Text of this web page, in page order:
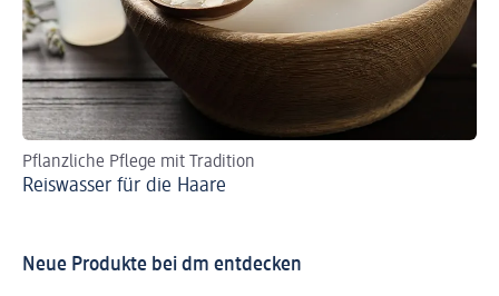
Pflanzliche Pflege mit Tradition
Reiswasser für die Haare
Neue Produkte bei dm entdecken